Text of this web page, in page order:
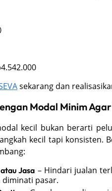
sekarang dan
Modal Minim
kecil bukan berarti
kecil tapi konsisten.
Jasa – Hindari jualan
diminati pasar.